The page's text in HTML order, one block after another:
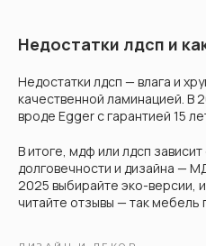
Недостатки лдсп и
Недостатки лдсп — влага и
качественной ламинацией. В
вроде Egger с гарантией 15
В итоге, мдф или лдсп
долговечности и дизайна —
2025 выбирайте эко-версии,
читайте отзывы — так мебель